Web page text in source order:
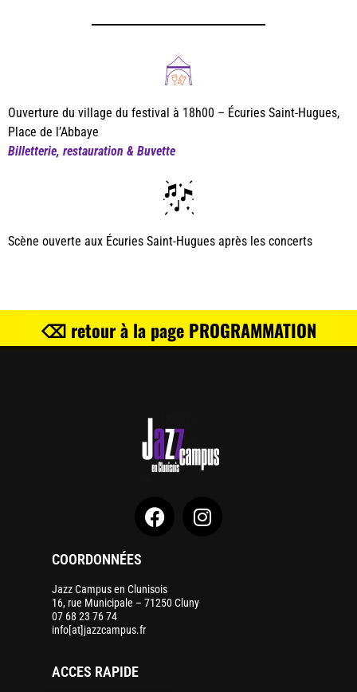
Ouverture du village du festival à 18h00 – Écuries Saint-Hugues,
Place de l’Abbaye
Billetterie, restauration & Buvette
Scène ouverte aux Écuries Saint-Hugues après les concerts
⌫ retour à la page PROGRAMMATION
COORDONNÉES
Jazz Campus en Clunisois
16, rue Municipale – 71250 Cluny
07 68 23 76 74
info[at]jazzcampus.fr
ACCES RAPIDE